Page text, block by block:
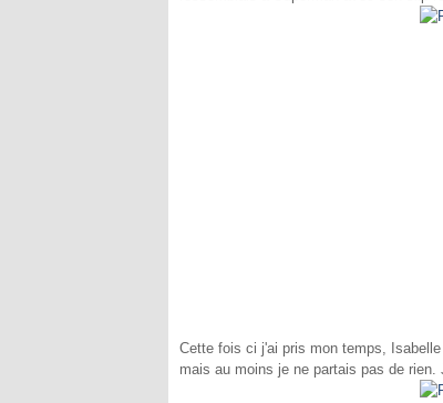
Cette fois ci j'ai pris mon temps,
mais au moins je ne partais pas de